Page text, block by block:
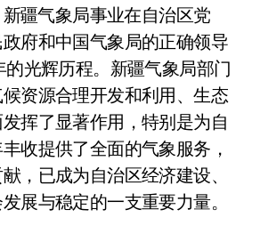
疆气象局事业在自治区党
府和中国气象局的正确领导
光辉历程。新疆气象局部门
资源合理开发和利用、生态
挥了显著作用，特别是为自
收提供了全面的气象服务，
，已成为自治区经济建设、
展与稳定的一支重要力量。